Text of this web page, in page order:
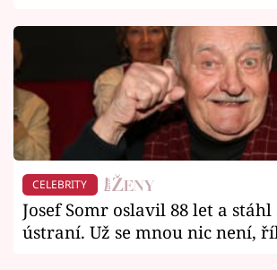
CELEBRITY
Josef Somr oslavil 88 let a stáhl
ústraní. Už se mnou nic není,